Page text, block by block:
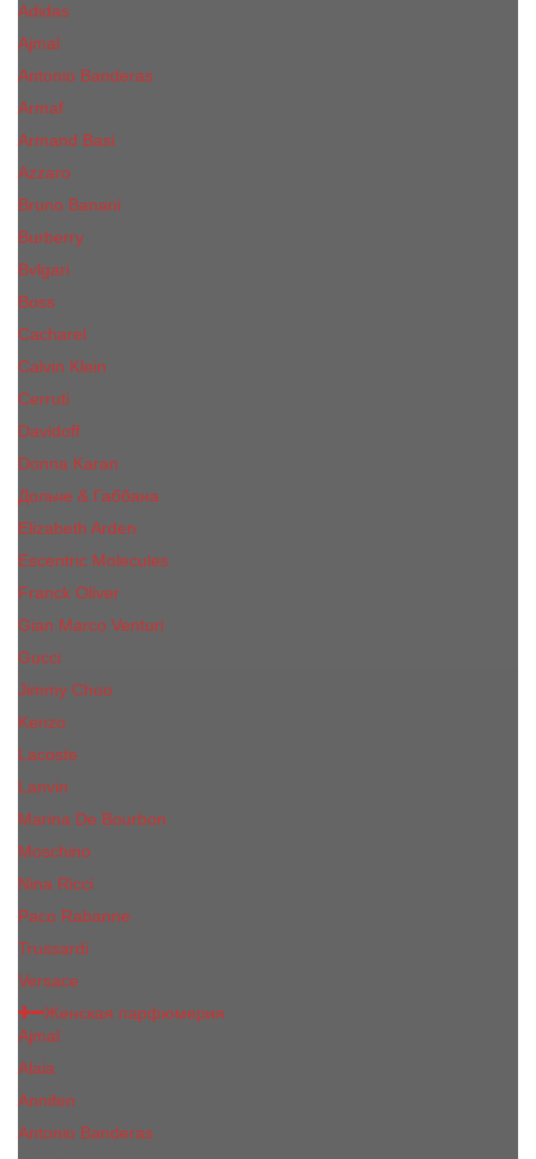
Adidas
Ajmal
Antonio Banderas
Armaf
Armand Basi
Azzaro
Bruno Banani
Burberry
Bvlgari
Boss
Cacharel
Calvin Klein
Cerruti
Davidoff
Donna Karan
Дольче & Габбана
Elizabeth Arden
Escentric Molecules
Franck Oliver
Gian Marco Venturi
Gucci
Jimmy Choo
Kenzo
Lacoste
Lanvin
Marina De Bourbon
Moschino
Nina Ricci
Paco Rabanne
Trussardi
Versace
Женская парфюмерия
Ajmal
Alaia
Annifen
Antonio Banderas